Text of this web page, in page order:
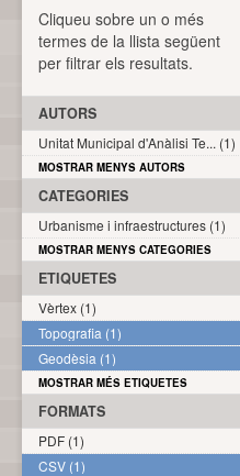
Cliqueu sobre un o més
termes de la llista següent
per filtrar els resultats.
AUTORS
Unitat Municipal d'Anàlisi Te... (1)
MOSTRAR MENYS AUTORS
CATEGORIES
Urbanisme i infraestructures (1)
MOSTRAR MENYS CATEGORIES
ETIQUETES
Vèrtex (1)
Topografia (1)
Geodèsia (1)
MOSTRAR MÉS ETIQUETES
FORMATS
PDF (1)
CSV (1)